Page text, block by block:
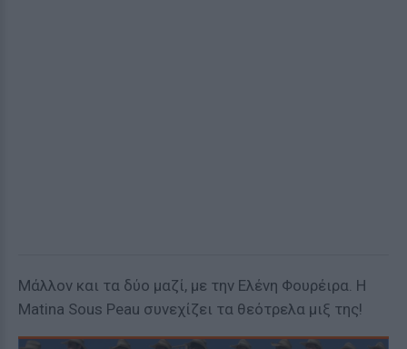
Μάλλον και τα δύο μαζί, με την Ελένη Φουρέιρα. Η
Matina Sous Peau συνεχίζει τα θεότρελα μιξ της!